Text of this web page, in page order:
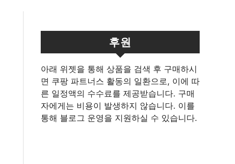
후원
아래 위젯을 통해 상품을 검색 후 구매하시
면 쿠팡 파트너스 활동의 일환으로, 이에 따
른 일정액의 수수료를 제공받습니다. 구매
자에게는 비용이 발생하지 않습니다. 이를
통해 블로그 운영을 지원하실 수 있습니다.